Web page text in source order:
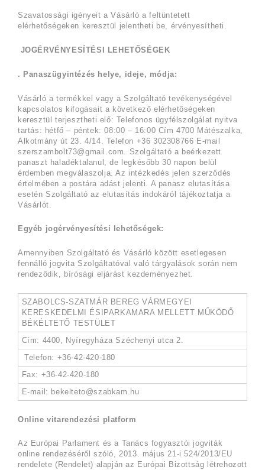
Szavatossági igényeit a Vásárló a feltüntetett
elérhetőségeken keresztül jelentheti be, érvényesítheti.
JOGÉRVÉNYESÍTÉSI LEHETŐSÉGEK
. Panaszügyintézés helye, ideje, módja:
Vásárló a termékkel vagy a Szolgáltató tevékenységével
kapcsolatos kifogásait a következő elérhetőségeken
keresztül terjesztheti elő: Telefonos ügyfélszolgálat nyitva
tartás: hétfő – péntek: 08:00 – 16:00 Cím 4700 Mátészalka,
Alkotmány út 23. 4/14. Telefon +36 302308766 E-mail
szerszambolt73@gmail.com. Szolgáltató a beérkezett
panaszt haladéktalanul, de legkésőbb 30 napon belül
érdemben megválaszolja. Az intézkedés jelen szerződés
értelmében a postára adást jelenti. A panasz elutasítása
esetén Szolgáltató az elutasítás indokáról tájékoztatja a
Vásárlót.
Egyéb jogérvényesítési lehetőségek:
Amennyiben Szolgáltató és Vásárló között esetlegesen
fennálló jogvita Szolgáltatóval való tárgyalások során nem
rendeződik, bírósági eljárást kezdeményezhet.
SZABOLCS-SZATMÁR BEREG VÁRMEGYEI
KERESKEDELMI ÉSIPARKAMARA MELLETT MŰKÖDŐ
BÉKÉLTETŐ TESTÜLET
Cím: 4400, Nyíregyháza Széchenyi utca 2.
Telefon: +36-42-420-180
Fax: +36-42-420-180
E-mail: bekelteto@szabkam.hu
Online vitarendezési platform
Az Európai Parlament és a Tanács fogyasztói jogviták
online rendezéséről szóló, 2013. május 21-i 524/2013/EU
rendelete (Rendelet) alapján az Európai Bizottság létrehozott